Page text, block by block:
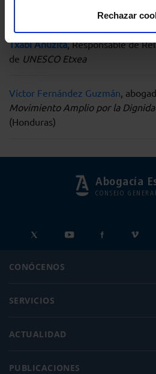
Rechazar
de Aguas, fundadora de
Txabi Anuzita, Responsable de
de UNESCO Etxea
Víctor Fernández Guzmán ,
Movimiento Amplio por la
(Honduras)
Abogacía
CONSEJO
CONÓCENOS
SERVICIOS
ACTUALIDAD
PUBLICACIONES